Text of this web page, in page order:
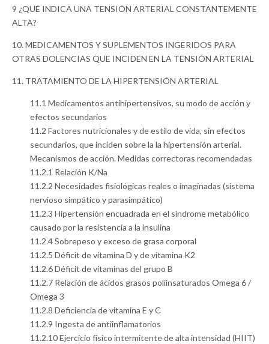
9 ¿QUÉ INDICA UNA TENSIÓN ARTERIAL CONSTANTEMENTE
ALTA?
10. MEDICAMENTOS Y SUPLEMENTOS INGERIDOS PARA
OTRAS DOLENCIAS QUE INCIDEN EN LA TENSIÓN ARTERIAL
11. TRATAMIENTO DE LA HIPERTENSIÓN ARTERIAL
11.1 Medicamentos antihipertensivos, su modo de acción y
efectos secundarios
11.2 Factores nutricionales y de estilo de vida, sin efectos
secundarios, que inciden sobre la la hipertensión arterial.
Mecanismos de acción. Medidas correctoras recomendadas
11.2.1 Relación K/Na
11.2.2 Necesidades fisiológicas reales o imaginadas (sistema
nervioso simpático y parasimpático)
11.2.3 Hipertensión encuadrada en el síndrome metabólico
causado por la resistencia a la insulina
11.2.4 Sobrepeso y exceso de grasa corporal
11.2.5 Déficit de vitamina D y de vitamina K2
11.2.6 Déficit de vitaminas del grupo B
11.2.7 Relación de ácidos grasos poliinsaturados Omega 6 /
Omega 3
11.2.8 Deficiencia de vitamina E y C
11.2.9 Ingesta de antiinflamatorios
11.2.10 Ejercicio físico intermitente de alta intensidad (HIIT)